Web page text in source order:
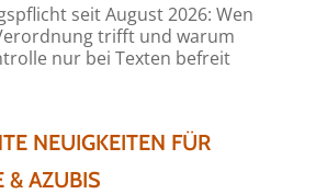
seit August 2026: Wen
trifft und warum
nur bei Texten befreit
NEUIGKEITEN FÜR
& AZUBIS